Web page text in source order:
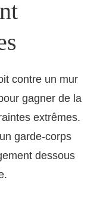
contre un mur
gagner de la
extrêmes.
garde-corps
dessous